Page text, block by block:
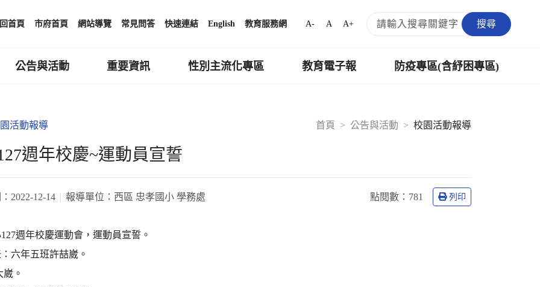
回首頁 市府首頁 網站導覽 常見問答 快速連結 English 教育服務網 A- A A+ 搜尋
公告與活動 重要資訊 性別主流化專區 教育電子報 防疫專區(含紓困專區)
首頁 公告與活動 校園活動報導
活動報導
週年校慶~運動員宣誓
2022-12-14 報導單位： 西區 忠孝國小 學務處 點閱數： 781 列印
週年校慶運動會，運動員宣誓。
六年五班許喆崴。
。